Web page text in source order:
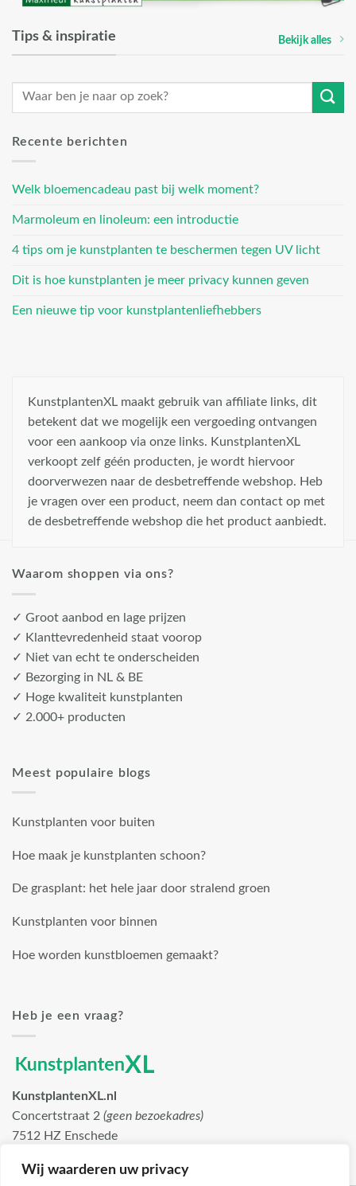
Wij waarderen uw privacy
Tips & inspiratie Bekijk alles
Recente berichten
Welk bloemencadeau past bij welk moment?
Marmoleum en linoleum: een introductie
4 tips om je kunstplanten te beschermen tegen UV licht
Dit is hoe kunstplanten je meer privacy kunnen geven
Een nieuwe tip voor kunstplantenliefhebbers
KunstplantenXL maakt gebruik van affiliate links, dit
betekent dat we mogelijk een vergoeding ontvangen
voor een aankoop via onze links. KunstplantenXL
verkoopt zelf géén producten, je wordt hiervoor
doorverwezen naar de desbetreffende webshop. Heb
je vragen over een product, neem dan contact op met
de desbetreffende webshop die het product aanbiedt.
Waarom shoppen via ons?
✓ Groot aanbod en lage prijzen
✓ Klanttevredenheid staat voorop
✓ Niet van echt te onderscheiden
✓ Bezorging in NL & BE
✓ Hoge kwaliteit kunstplanten
✓ 2.000+ producten
Meest populaire blogs
Kunstplanten voor buiten
Hoe maak je kunstplanten schoon?
De grasplant: het hele jaar door stralend groen
Kunstplanten voor binnen
Hoe worden kunstbloemen gemaakt?
Heb je een vraag?
KunstplantenXL.nl
Concertstraat 2 (geen bezoekadres)
7512 HZ Enschede